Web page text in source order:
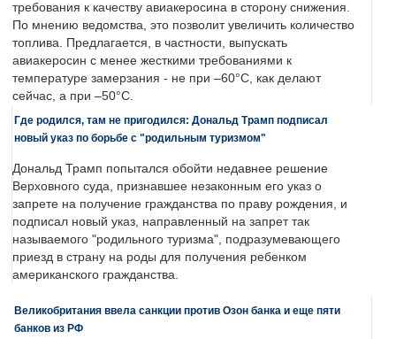
требования к качеству авиакеросина в сторону снижения.
По мнению ведомства, это позволит увеличить количество
топлива. Предлагается, в частности, выпускать
авиакеросин с менее жесткими требованиями к
температуре замерзания - не при –60°C, как делают
сейчас, а при –50°C.
Где родился, там не пригодился: Дональд Трамп подписал
новый указ по борьбе с "родильным туризмом"
Дональд Трамп попытался обойти недавнее решение
Верховного суда, признавшее незаконным его указ о
запрете на получение гражданства по праву рождения, и
подписал новый указ, направленный на запрет так
называемого "родильного туризма", подразумевающего
приезд в страну на роды для получения ребенком
американского гражданства.
Великобритания ввела санкции против Озон банка и еще пяти
банков из РФ